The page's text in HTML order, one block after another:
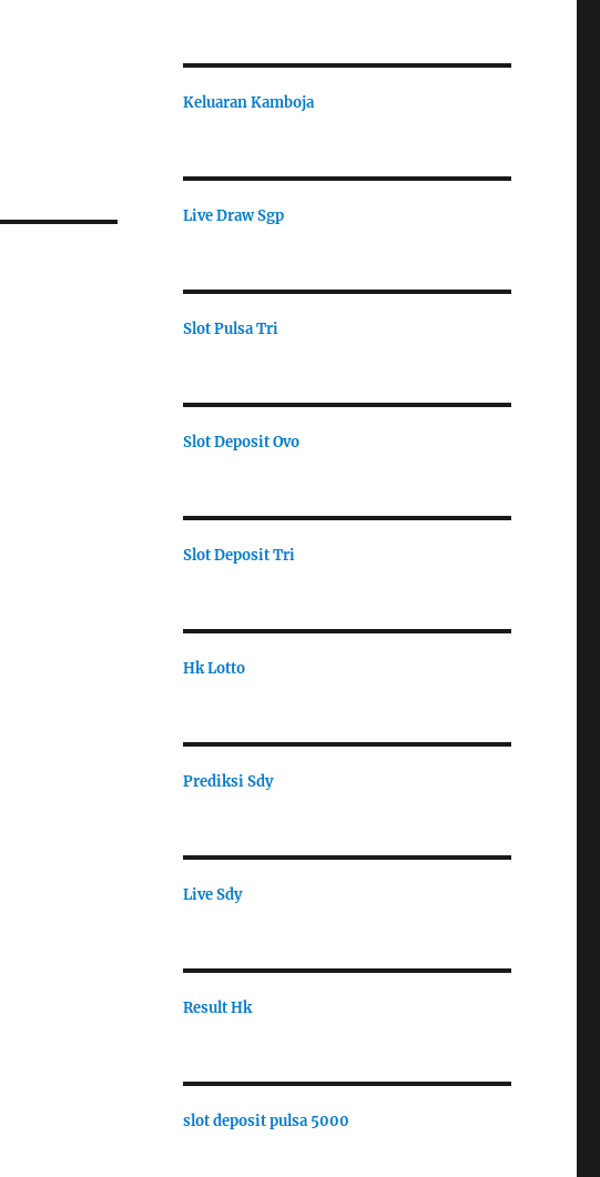
Keluaran Kamboja
Live Draw Sgp
Slot Pulsa Tri
Slot Deposit Ovo
Slot Deposit Tri
Hk Lotto
Prediksi Sdy
Live Sdy
Result Hk
slot deposit pulsa 5000